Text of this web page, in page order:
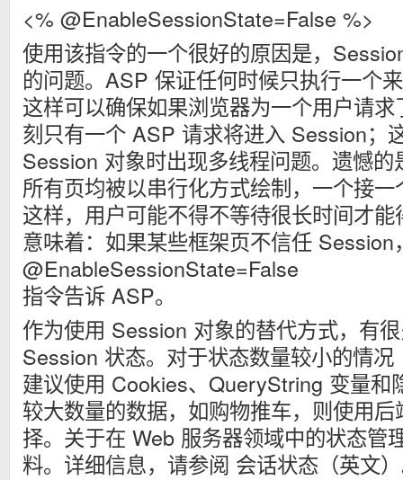
<% @EnableSessionState=False %>
使用该指令的一个很好的原因是，
的问题。ASP 保证任何时候只执行一个
这样可以确保如果浏览器为一个用户请
刻只有一个 ASP 请求将进入 Session；
Session 对象时出现多线程问题。遗憾
所有页均被以串行化方式绘制，一个接
这样，用户可能不得不等待很长时间才
意味着：如果某些框架页不信任 Session
@EnableSessionState=False
指令告诉 ASP。
作为使用 Session 对象的替代方式，有
Session 状态。对于状态数量较小的情
建议使用 Cookies、QueryString 变量和
较大数量的数据，如购物推车，则使用
择。关于在 Web 服务器领域中的状态管
料。详细信息，请参阅 会话状态（英文